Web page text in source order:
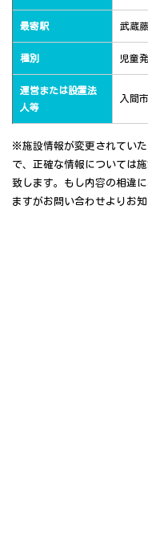
最寄駅 武蔵
種別 児童
運営または設置法
人等
入間市
※施設情報が変更されてい
で、正確な情報については
致します。もし内容の相違
ますがお問い合わせよりお